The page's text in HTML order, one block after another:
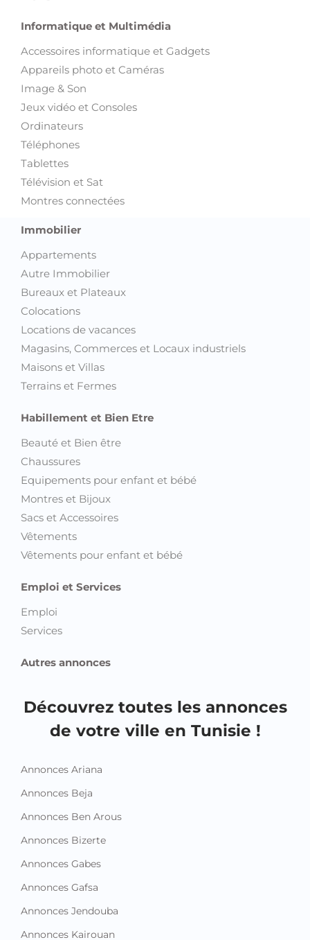
Informatique et Multimédia
Accessoires informatique et Gadgets
Appareils photo et Caméras
Image & Son
Jeux vidéo et Consoles
Ordinateurs
Téléphones
Tablettes
Télévision et Sat
Montres connectées
Immobilier
Appartements
Autre Immobilier
Bureaux et Plateaux
Colocations
Locations de vacances
Magasins, Commerces et Locaux industriels
Maisons et Villas
Terrains et Fermes
Habillement et Bien Etre
Beauté et Bien être
Chaussures
Equipements pour enfant et bébé
Montres et Bijoux
Sacs et Accessoires
Vêtements
Vêtements pour enfant et bébé
Emploi et Services
Emploi
Services
Autres annonces
Découvrez toutes les annonces
de votre ville en Tunisie !
Annonces Ariana
Annonces Beja
Annonces Ben Arous
Annonces Bizerte
Annonces Gabes
Annonces Gafsa
Annonces Jendouba
Annonces Kairouan